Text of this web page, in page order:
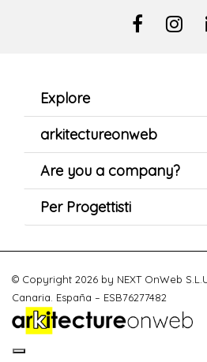
Explore
arkitectureonweb
Are you a company?
Per Progettisti
© Copyright 2026 by NEXT OnWeb
Canaria. España – ESB76277482